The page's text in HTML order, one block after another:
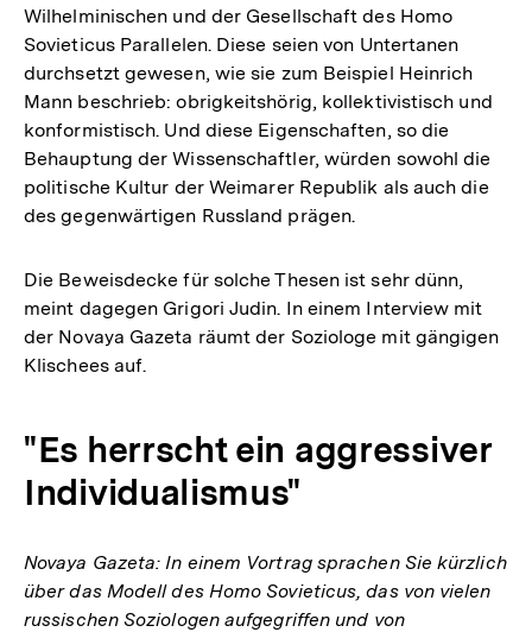
Wilhelminischen und der Gesellschaft des Homo
Sovieticus Parallelen. Diese seien von Untertanen
durchsetzt gewesen, wie sie zum Beispiel Heinrich
Mann beschrieb: obrigkeitshörig, kollektivistisch und
konformistisch. Und diese Eigenschaften, so die
Behauptung der Wissenschaftler, würden sowohl die
politische Kultur der Weimarer Republik als auch die
des gegenwärtigen Russland prägen.
Die Beweisdecke für solche Thesen ist sehr dünn,
meint dagegen Grigori Judin. In einem Interview mit
der Novaya Gazeta räumt der Soziologe mit gängigen
Klischees auf.
"Es herrscht ein aggressiver
Individualismus"
Novaya Gazeta: In einem Vortrag sprachen Sie kürzlich
über das Modell des Homo Sovieticus, das von vielen
russischen Soziologen aufgegriffen und von